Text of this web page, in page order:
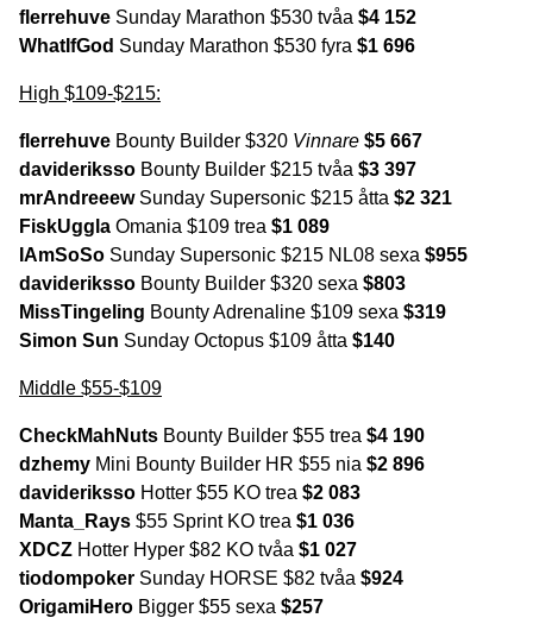
flerrehuve Sunday Marathon $530 tvåa $4 152
WhatIfGod Sunday Marathon $530 fyra $1 696
High $109-$215:
flerrehuve Bounty Builder $320 Vinnare $5 667
davideriksso Bounty Builder $215 tvåa $3 397
mrAndreeew Sunday Supersonic $215 åtta $2 321
FiskUggla Omania $109 trea $1 089
IAmSoSo Sunday Supersonic $215 NL08 sexa $955
davideriksso Bounty Builder $320 sexa $803
MissTingeling Bounty Adrenaline $109 sexa $319
Simon Sun Sunday Octopus $109 åtta $140
Middle $55-$109
CheckMahNuts Bounty Builder $55 trea $4 190
dzhemy Mini Bounty Builder HR $55 nia $2 896
davideriksso Hotter $55 KO trea $2 083
Manta_Rays $55 Sprint KO trea $1 036
XDCZ Hotter Hyper $82 KO tvåa $1 027
tiodompoker Sunday HORSE $82 tvåa $924
OrigamiHero Bigger $55 sexa $257